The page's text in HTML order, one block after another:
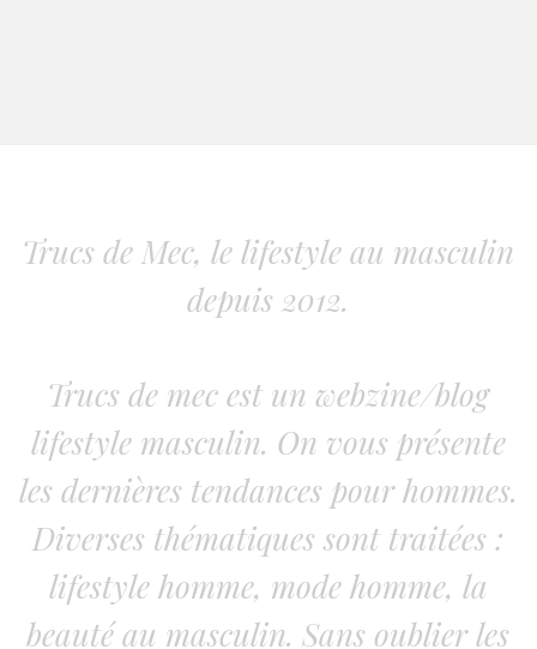
Trucs de Mec, le lifestyle au masculin
depuis 2012.
Trucs de mec est un webzine/blog
lifestyle masculin. On vous présente
les dernières tendances pour hommes.
Diverses thématiques sont traitées :
lifestyle homme, mode homme, la
beauté au masculin. Sans oublier les